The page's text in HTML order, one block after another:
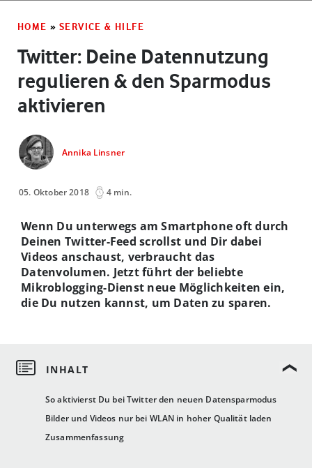
HOME » SERVICE & HILFE
Twitter: Deine Datennutzung
regulieren & den Sparmodus
aktivieren
Annika Linsner
05. Oktober 2018 4 min.
So aktivierst Du bei Twitter den neuen Datensparmodus
Bilder und Videos nur bei WLAN in hoher Qualität laden
Zusammenfassung
Wenn Du unterwegs am Smartphone oft durch
Deinen Twitter-Feed scrollst und Dir dabei
Videos anschaust, verbraucht das
Datenvolumen. Jetzt führt der beliebte
Mikroblogging-Dienst neue Möglichkeiten ein,
die Du nutzen kannst, um Daten zu sparen.